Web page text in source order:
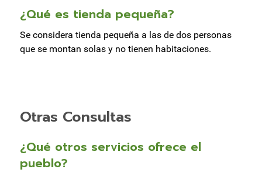
¿Qué es tienda pequeña?
Se considera tienda pequeña a las de dos personas
que se montan solas y no tienen habitaciones.
Otras Consultas
¿Qué otros servicios ofrece el
pueblo?